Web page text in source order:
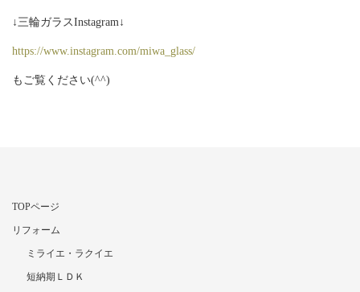
↓三輪ガラスInstagram↓
https://www.instagram.com/miwa_glass/
もご覧ください(^^)
TOPページ
リフォーム
ミライエ・ラクイエ
短納期ＬＤＫ